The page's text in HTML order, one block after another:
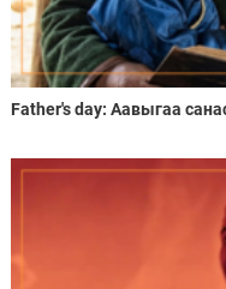
Father's day: Аавыгаа